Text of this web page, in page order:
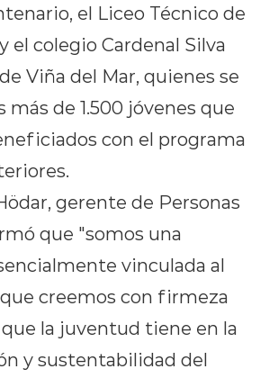
el Liceo Técnico de
el colegio Cardenal Silva
Viña del Mar, quienes se
más de 1.500 jóvenes que
con el programa
gerente de Personas
que "somos una
vinculada al
creemos con firmeza
la juventud tiene en la
y sustentabilidad del